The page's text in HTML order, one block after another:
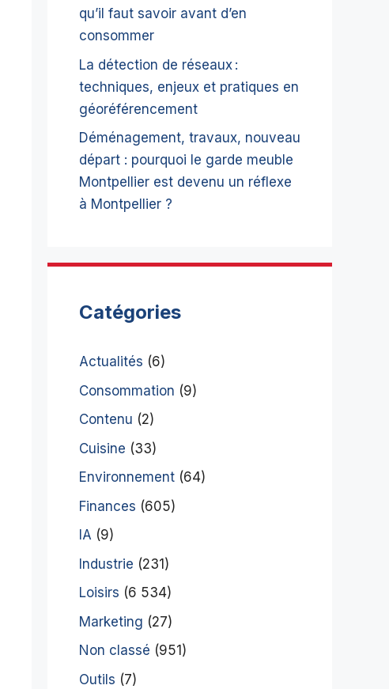
qu’il faut savoir avant d’en
consommer
La détection de réseaux :
techniques, enjeux et pratiques en
géoréférencement
Déménagement, travaux, nouveau
départ : pourquoi le garde meuble
Montpellier est devenu un réflexe
à Montpellier ?
Catégories
Actualités (6)
Consommation (9)
Contenu (2)
Cuisine (33)
Environnement (64)
Finances (605)
IA (9)
Industrie (231)
Loisirs (6 534)
Marketing (27)
Non classé (951)
Outils (7)